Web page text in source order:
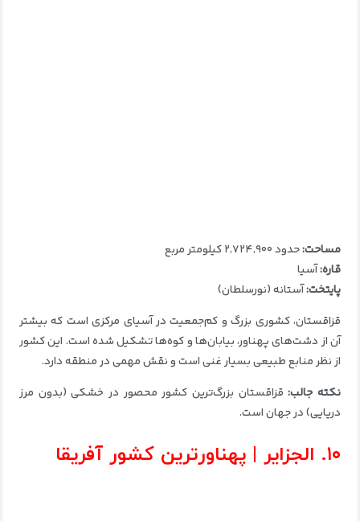
مساحت:حدود ۲٬۷۲۴٬۹۰۰ کیلومتر مربع
قاره:آسیا
پایتخت:آستانه (نورسلطان)
قزاقستان، کشوری بزرگ و کم‌جمعیت در آسیای مرکزی است که بیشتر
آن از دشت‌های پهناور، بیابان‌ها و کوه‌ها تشکیل شده است. این کشور
از نظر منابع طبیعی بسیار غنی است و نقش مهمی در منطقه دارد.
نکته جالب:قزاقستان بزرگ‌ترین کشور محصور در خشکی (بدون مرز
دریایی) در جهان است.
۱۰. الجزایر | پهناورترین کشور آفریقا